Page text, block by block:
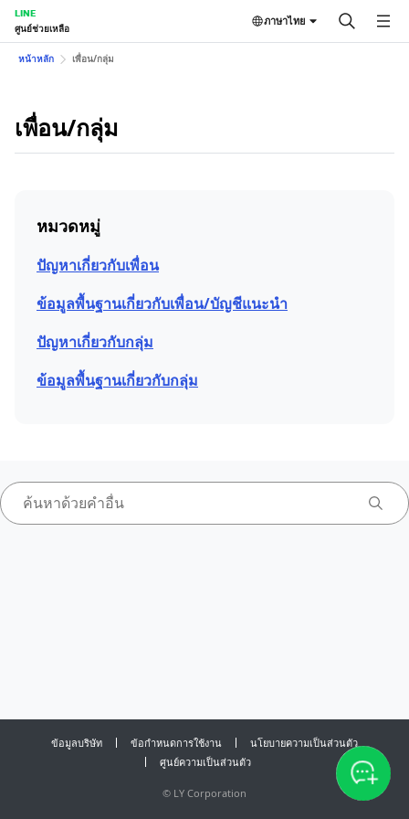
LINE
ศูนย์ช่วยเหลือ
ภาษาไทย
หน้าหลัก เพื่อน/กลุ่ม
เพื่อน/กลุ่ม
หมวดหมู่
ปัญหาเกี่ยวกับเพื่อน
ข้อมูลพื้นฐานเกี่ยวกับเพื่อน/บัญชีแนะนำ
ปัญหาเกี่ยวกับกลุ่ม
ข้อมูลพื้นฐานเกี่ยวกับกลุ่ม
ข้อมูลบริษัท ข้อกำหนดการใช้งาน
นโยบายความเป็นส่วนตัว
ศูนย์ความเป็นส่วนตัว
© LY Corporation